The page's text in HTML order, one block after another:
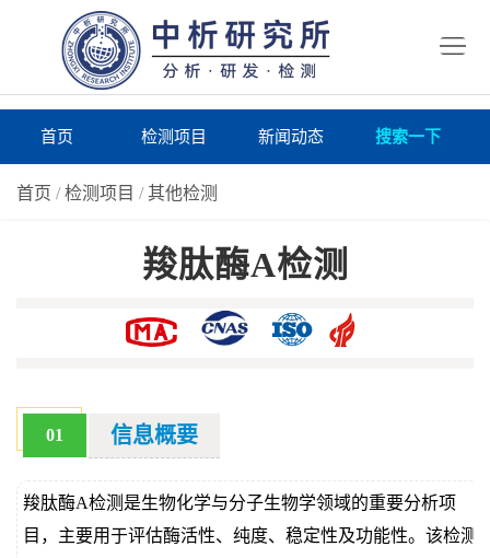
首页 检测项目 新闻动态 搜索一下
首页 /检测项目 /其他检测
羧肽酶A检测
01 信息概要
羧肽酶A检测是生物化学与分子生物学领域的重要分析项
目，主要用于评估酶活性、纯度、稳定性及功能性。该检测
价
真